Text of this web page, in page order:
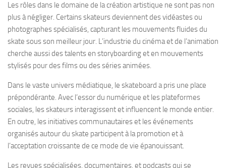
Les rôles dans le domaine de la création artistique ne sont pas non
plus à négliger. Certains skateurs deviennent des vidéastes ou
photographes spécialisés, capturant les mouvements fluides du
skate sous son meilleur jour. L’industrie du cinéma et de l’animation
cherche aussi des talents en storyboarding et en mouvements
stylisés pour des films ou des séries animées.
Dans le vaste univers médiatique, le skateboard a pris une place
prépondérante. Avec l’essor du numérique et les plateformes
sociales, les skateurs interagissent et influencent le monde entier.
En outre, les initiatives communautaires et les événements
organisés autour du skate participent à la promotion et à
l’acceptation croissante de ce mode de vie épanouissant.
Les revues spécialisées, documentaires, et podcasts qui se